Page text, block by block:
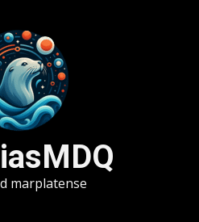
marplatense